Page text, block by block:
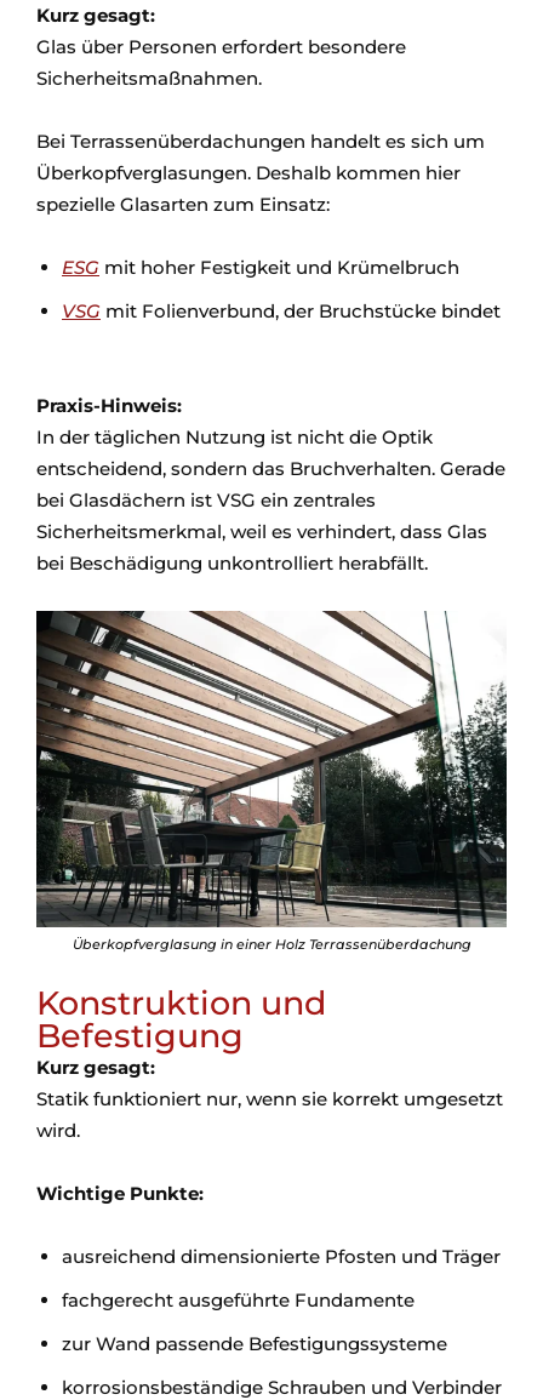
Kurz gesagt:
Glas über Personen erfordert besondere
Sicherheitsmaßnahmen.
Bei Terrassenüberdachungen handelt es sich um
Überkopfverglasungen. Deshalb kommen hier
spezielle Glasarten zum Einsatz:
ESG mit hoher Festigkeit und Krümelbruch
VSG mit Folienverbund, der Bruchstücke bindet
Praxis-Hinweis:
In der täglichen Nutzung ist nicht die Optik
entscheidend, sondern das Bruchverhalten. Gerade
bei Glasdächern ist VSG ein zentrales
Sicherheitsmerkmal, weil es verhindert, dass Glas
bei Beschädigung unkontrolliert herabfällt.
Überkopfverglasung in einer Holz Terrassenüberdachung
Konstruktion und
Befestigung
Kurz gesagt:
Statik funktioniert nur, wenn sie korrekt umgesetzt
wird.
Wichtige Punkte:
ausreichend dimensionierte Pfosten und Träger
fachgerecht ausgeführte Fundamente
zur Wand passende Befestigungssysteme
korrosionsbeständige Schrauben und Verbinder